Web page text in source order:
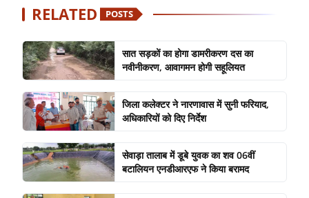
RELATED POSTS
सात सड़कों का होगा डामरीकरण दस का
नवीनीकरण, आवागमन होगी सहूलियत
जिला कलेक्टर ने नारणावास में सुनी फरियाद,
अधिकारियों को दिए निर्देश
सेवाड़ा तालाब में डूबे युवक का शव 06वीं
बटालियन एनडीआरएफ ने किया बरामद